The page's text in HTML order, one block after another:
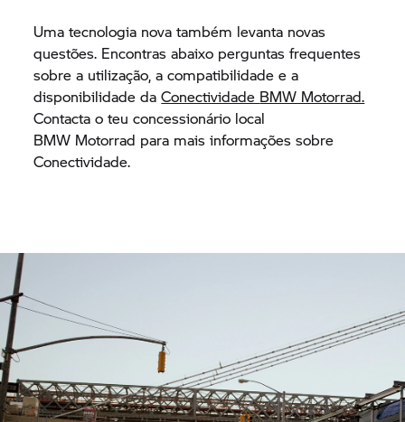
Uma tecnologia nova também levanta novas
questões. Encontras abaixo perguntas frequentes
sobre a utilização, a compatibilidade e a
disponibilidade daConectividade BMW Motorrad.
Contacta o teu concessionário local
BMW Motorrad para mais informações sobre
Conectividade.